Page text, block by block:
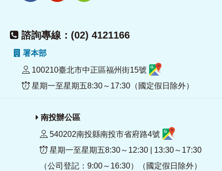
諮詢專線：(02) 4121166
署本部
100210臺北市中正區福州街15號
星期一至星期五8:30～17:30（國定假日除外）
南投辦公區
540202南投縣南投市省府路4號
星期一至星期五8:30～12:30 | 13:30～17:30
（公司登記：9:00～16:30）（國定假日除外）